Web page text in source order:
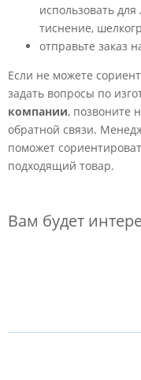
использовать
тиснение,
отправьте заказ
Если не можете
задать вопросы по
компании, позвоните
обратной связи.
поможет
подходящий товар.
Вам будет